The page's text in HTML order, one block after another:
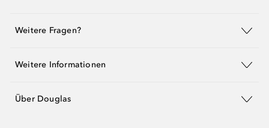
Weitere Fragen?
Weitere Informationen
Über Douglas